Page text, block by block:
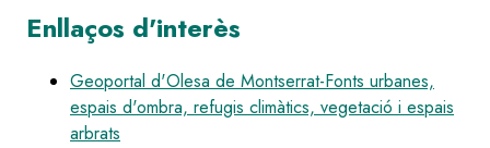
Enllaços d'interès
Geoportal d'Olesa de Montserrat-Fonts urbanes,
espais d'ombra, refugis climàtics, vegetació i espais
arbrats